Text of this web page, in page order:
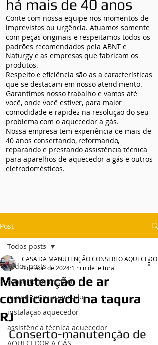
há mais de 40 anos
Conte com nossa equipe nos momentos de
imprevistos ou urgência. Atuamos somente
com peças originais e respeitamos todos os
padrões recomendados pela ABNT e
Naturgy e as empresas que fabricam os
produtos.
Respeito e eficiência são as a características
que se destacam em nosso atendimento.
Garantimos nosso trabalho e vamos até
você, onde você estiver, para maior
comodidade e rapidez na resolução do seu
problema com o aquecedor a gás.
Nossa empresa tem experiência de mais de
40 anos consertando, reformando,
reparando e prestando assistência técnica
para aparelhos de aquecedor a gás e outros
eletrodomésticos.
Post
Todos posts
conserto aquecedor
manutenção aquecedor
instalação aquecedor
assistência técnica aquecedor
AQUECEDOR A GÁS
Todos posts
Manutenção de ar
condicionado na taqura
RJ
CASA DA MANUTENÇÃO CONSERTO
4 de abr. de 2024 1 min de leitura
Conserto-manutenção de